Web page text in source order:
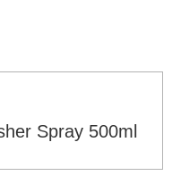
Spray 500ml